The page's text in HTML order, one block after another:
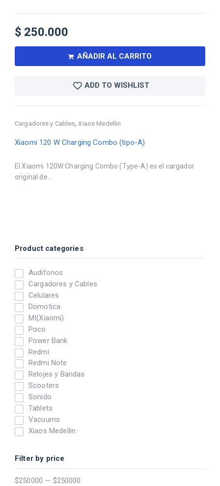
Product categories
Audifonos
Cargadores y Cables
Celulares
Domotica
MI(Xiaomi)
Poco
Power Bank
Redmi
Redmi Note
Relojes y Bandas
Scooters
Sonido
Tablets
Vacuums
Xiaos Medellin
Filter by price
$250000 — $250000
Cargadores y Cables,Xiaos Medellin
Xiaomi 120 W Charging Combo (tipo-A)
El Xiaomi 120W Charging Combo (Type-A) es el cargador
original de...
$ 250.000
AÑADIR AL CARRITO
ADD TO WISHLIST